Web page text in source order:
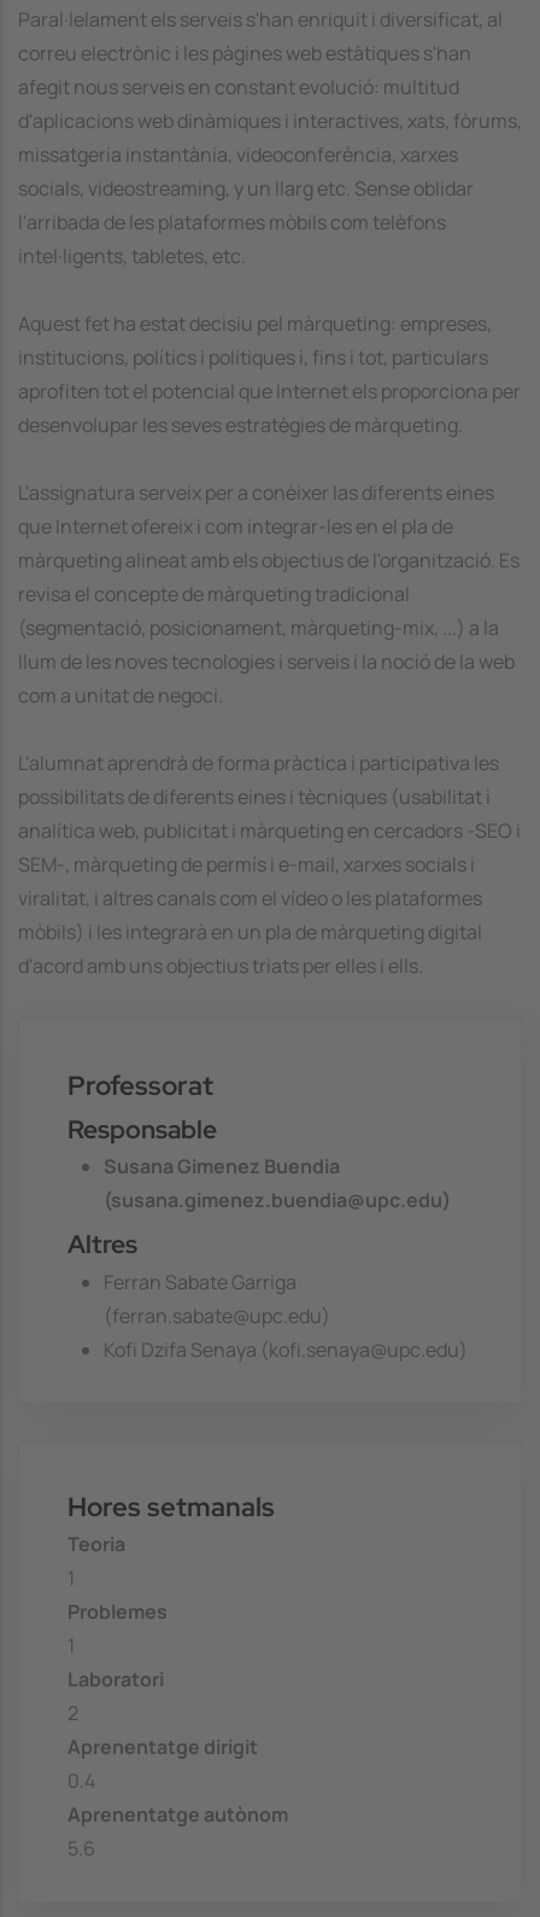
Paral·lelament els serveis s'han enriquit i diversificat, al
correu electrònic i les pàgines web estàtiques s'han
afegit nous serveis en constant evolució: multitud
d'aplicacions web dinàmiques i interactives, xats, fòrums,
missatgeria instantània, videoconferència, xarxes
socials, videostreaming, y un llarg etc. Sense oblidar
l'arribada de les plataformes mòbils com telèfons
intel·ligents, tabletes, etc.
Aquest fet ha estat decisiu pel màrqueting: empreses,
institucions, polítics i polítiques i, fins i tot, particulars
aprofiten tot el potencial que Internet els proporciona per
desenvolupar les seves estratègies de màrqueting.
L'assignatura serveix per a conèixer las diferents eines
que Internet ofereix i com integrar-les en el pla de
màrqueting alineat amb els objectius de l'organització. Es
revisa el concepte de màrqueting tradicional
(segmentació, posicionament, màrqueting-mix, ...) a la
llum de les noves tecnologies i serveis i la noció de la web
com a unitat de negoci.
L'alumnat aprendrà de forma pràctica i participativa les
possibilitats de diferents eines i tècniques (usabilitat i
analítica web, publicitat i màrqueting en cercadors -SEO i
SEM-, màrqueting de permís i e-mail, xarxes socials i
viralitat, i altres canals com el vídeo o les plataformes
mòbils) i les integrarà en un pla de màrqueting digital
d'acord amb uns objectius triats per elles i ells.
Professorat
Responsable
Susana Gimenez Buendia
(susana.gimenez.buendia@upc.edu)
Altres
Ferran Sabate Garriga
(ferran.sabate@upc.edu)
Kofi Dzifa Senaya (kofi.senaya@upc.edu)
Hores setmanals
Teoria
1
Problemes
1
Laboratori
2
Aprenentatge dirigit
0.4
Aprenentatge autònom
5.6